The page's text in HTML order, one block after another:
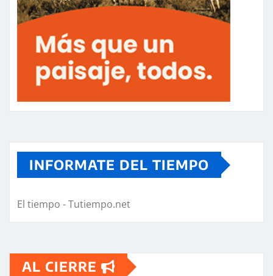
INFORMATE DEL TIEMPO
El tiempo - Tutiempo.net
AL CIERRE